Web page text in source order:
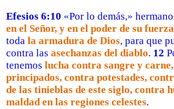
Efesios 6:10 «Por lo demás,»
en el Señor, y en el poder de su fuerza
toda la armadura de Dios, para que
contra las asechanzas del diablo. 12
tenemos lucha contra sangre y
principados, contra potestades,
de las tinieblas de este siglo, contra
maldad en las regiones celestes.